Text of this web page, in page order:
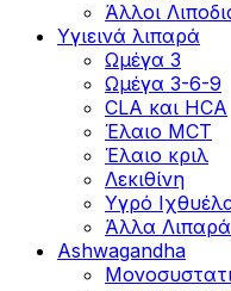
Άλλοι
Υγιεινά λιπαρά
Ωμέγα 3
Ωμέγα 3-6-9
CLA και HCA
Έλαιο MCT
Έλαιο κριλ
Λεκιθίνη
Υγρό
Άλλα
Ashwagandha